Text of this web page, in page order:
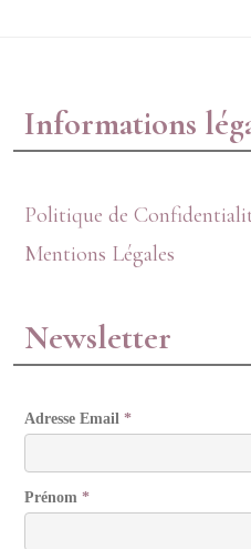
Informations
Politique de
Mentions Légales
Newsletter
Adresse Email*
Prénom*